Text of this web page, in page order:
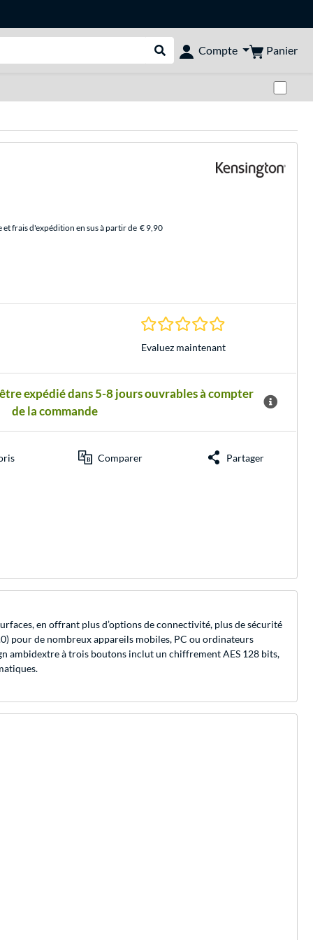
Rechercher dans le shop
Compte Panier
et frais d'expédition en sus à partir de € 9,90
0.0 Étoiles à 0
Evaluez maintenant
expédié dans 5-8 jours ouvrables à compter
de la commande
Comparer Partager
en offrant plus d’options de connectivité, plus de sécurité
pour de nombreux appareils mobiles, PC ou ordinateurs
ambidextre à trois boutons inclut un chiffrement AES 128 bits,